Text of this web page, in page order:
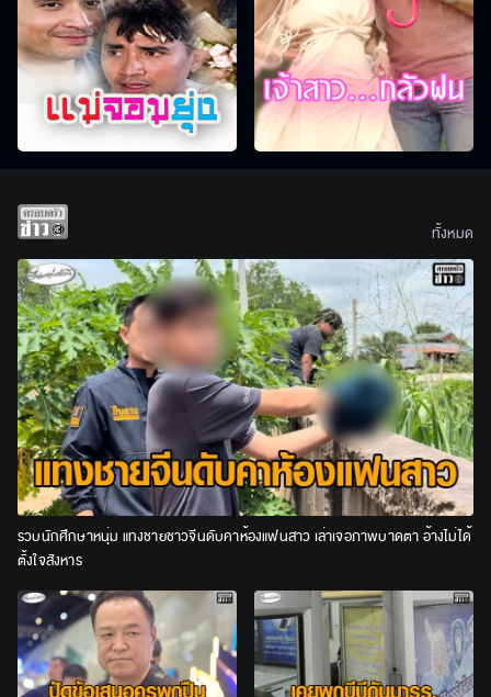
รวบนักศึกษาหนุ่ม แทงชายชาวจีนดับคาห้องแฟนสาว เล่าเจอภาพบาดตา อ้างไม่ได้
ตั้งใจสังหาร
ทั้งหมด